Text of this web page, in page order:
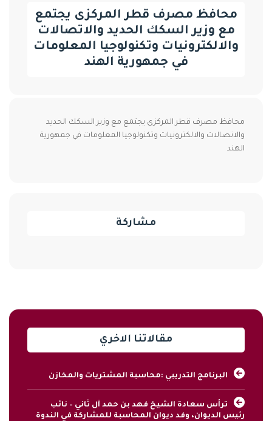
محافظ مصرف قطر المركزى يجتمع
مع وزير السكك الحديد والاتصالات
والالكترونيات وتكنولوجيا المعلومات
في جمهورية الهند
محافظ مصرف قطر المركزى يجتمع مع وزير السكك الحديد
والاتصالات والالكترونيات وتكنولوجيا المعلومات في جمهورية
الهند
مشاركة
مقالاتنا الاخري
البرنامج التدريبي :محاسبة المشتريات والمخازن
ترأس سعادة الشيخ فهد بن حمد آل ثاني – نائب
رئيس الديوان، وفد ديوان المحاسبة للمشاركة في الندوة